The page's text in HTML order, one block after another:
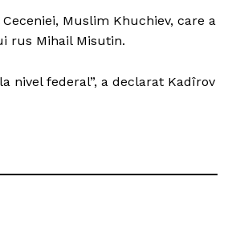
Muslim Khuchiev, care a
rus Mihail Misutin.
nivel federal”, a declarat Kadîrov